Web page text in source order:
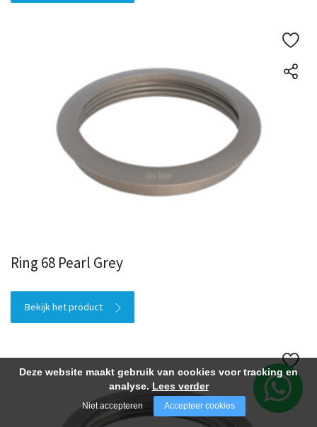
Ring 68 Pearl Grey
Bekijk het product
Deze website maakt gebruik van cookies voor tracking en
analyse. Lees verder
Niet accepteren Accepteer cookies